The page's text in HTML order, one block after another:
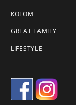
KOLOM
GREAT FAMILY
LIFESTYLE